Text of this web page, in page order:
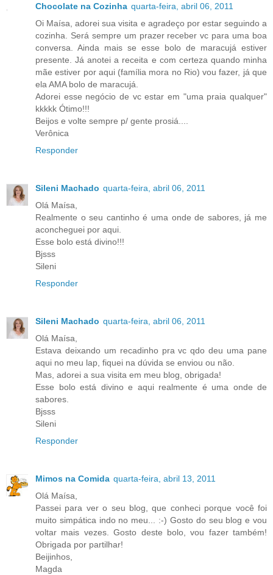
Chocolate na Cozinha quarta-feira, abril 06, 2011
Oi Maísa, adorei sua visita e agradeço por estar seguindo a
cozinha. Será sempre um prazer receber vc para uma boa
conversa. Ainda mais se esse bolo de maracujá estiver
presente. Já anotei a receita e com certeza quando minha
mãe estiver por aqui (família mora no Rio) vou fazer, já que
ela AMA bolo de maracujá.
Adorei esse negócio de vc estar em "uma praia qualquer"
kkkkk Ótimo!!!
Beijos e volte sempre p/ gente prosiá....
Verônica
Responder
Sileni Machado quarta-feira, abril 06, 2011
Olá Maísa,
Realmente o seu cantinho é uma onde de sabores, já me
aconcheguei por aqui.
Esse bolo está divino!!!
Bjsss
Sileni
Responder
Sileni Machado quarta-feira, abril 06, 2011
Olá Maísa,
Estava deixando um recadinho pra vc qdo deu uma pane
aqui no meu lap, fiquei na dúvida se enviou ou não.
Mas, adorei a sua visita em meu blog, obrigada!
Esse bolo está divino e aqui realmente é uma onde de
sabores.
Bjsss
Sileni
Responder
Mimos na Comida quarta-feira, abril 13, 2011
Olá Maísa,
Passei para ver o seu blog, que conheci porque você foi
muito simpática indo no meu... :-) Gosto do seu blog e vou
voltar mais vezes. Gosto deste bolo, vou fazer também!
Obrigada por partilhar!
Beijinhos,
Magda